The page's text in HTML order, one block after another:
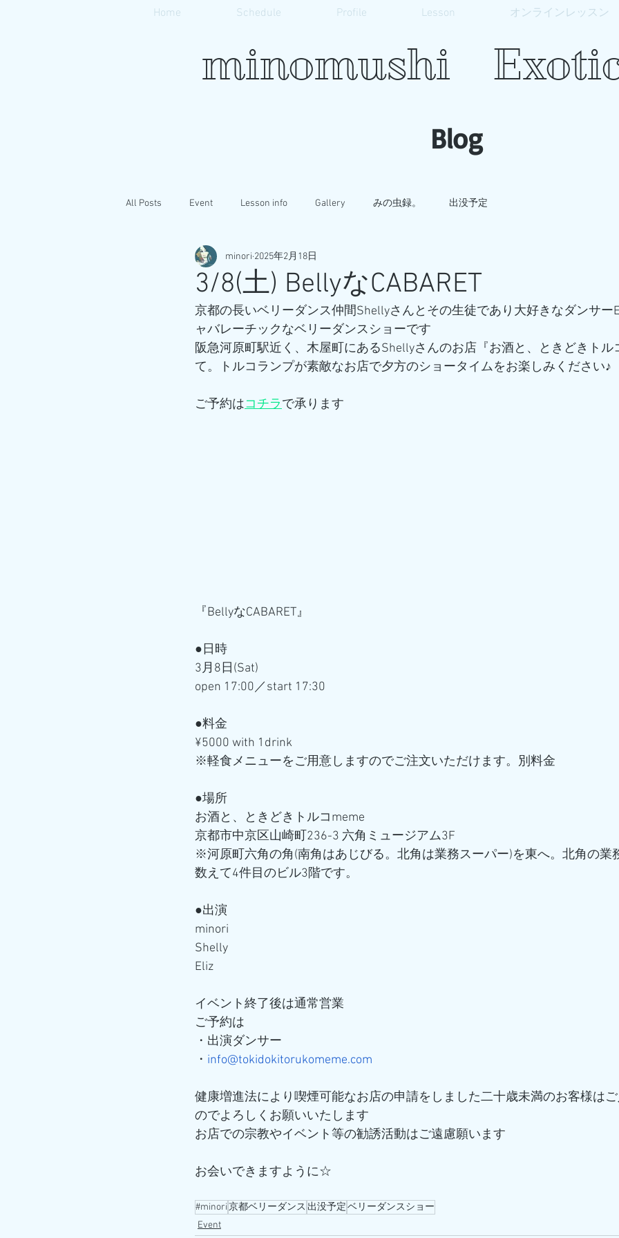
Home Schedule Profile Lesson オンラインレッスン
minomushi
​Blog
All Posts Event Lesson info Gallery みの虫録。 出没予定
3/8(土) BellyなCABARET
minori 2025年2月18日
京都の長いベリーダンス仲間Shellyさんとその生徒であり大好きなダンサー
ャバレーチックなベリーダンスショーです
阪急河原町駅近く、木屋町にあるShellyさんのお店『お酒と、ときどきトル
て。トルコランプが素敵なお店で夕方のショータイムをお楽しみください♪
ご予約はコチラで承ります
『BellyなCABARET』
●日時
3月8日(Sat)
open 17:00／start 17:30
●料金
¥5000 with 1drink
※軽食メニューをご用意しますのでご注文いただけます。別料金
●場所
お酒と、ときどきトルコmeme
京都市中京区山崎町236-3 六角ミュージアム3F
※河原町六角の角(南角はあじびる。北角は業務スーパー)を東へ。北角の業
数えて4件目のビル3階です。
●出演
minori
Shelly
Eliz
イベント終了後は通常営業
ご予約は
・出演ダンサー
・ info@tokidokitorukomeme.com
健康増進法により喫煙可能なお店の申請をしました二十歳未満のお客様は
のでよろしくお願いいたします
お店での宗教やイベント等の勧誘活動はご遠慮願います
お会いできますように☆
#minori京都ベリーダンス 出没予定ベリーダンスショー
Event